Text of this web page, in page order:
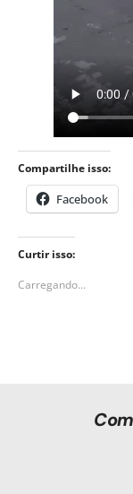
Compartilhe isso:
Facebook
Curtir isso:
Carregando...